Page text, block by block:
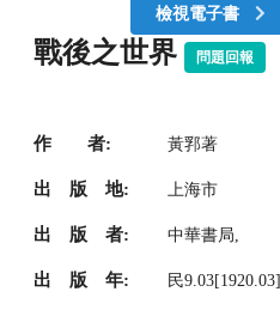
檢視電子書
戰後之世界 問題回報
作 者: 黃郛著
出 版 地: 上海市
出 版 者: 中華書局,
出 版 年: 民9.03[1920.03]